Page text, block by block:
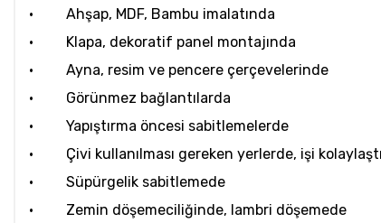
· Ahşap, MDF, Bambu imalatında
· Klapa, dekoratif panel montajında
· Ayna, resim ve pencere çerçevelerinde
· Görünmez bağlantılarda
· Yapıştırma öncesi sabitlemelerde
· Çivi kullanılması gereken yerlerde, işi
· Süpürgelik sabitlemede
· Zemin döşemeciliğinde, lambri döşemede